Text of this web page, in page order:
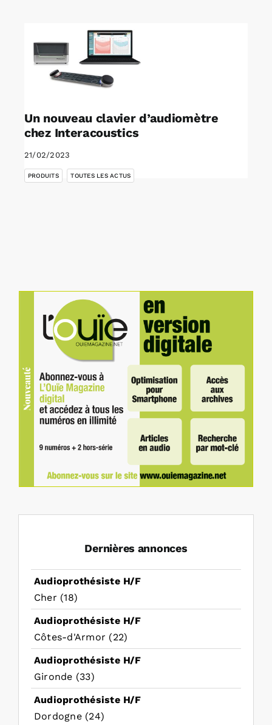
Annonces emploi
Un nouveau clavier d’audiomètre
chez Interacoustics
21/02/2023
PRODUITS
,
TOUTES LES ACTUS
Dernières annonces
Audioprothésiste H/F
Cher (18)
Audioprothésiste H/F
Côtes-d'Armor (22)
Audioprothésiste H/F
Gironde (33)
Audioprothésiste H/F
Dordogne (24)